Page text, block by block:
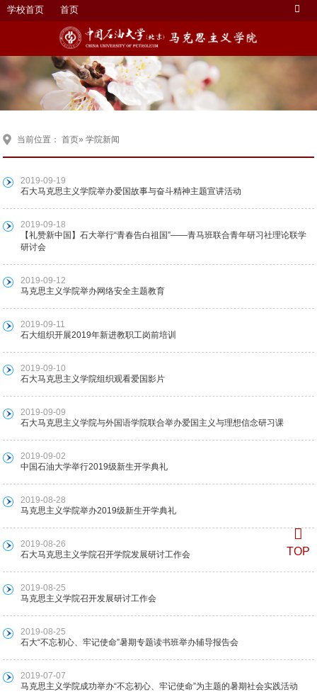
学校首页 首页
当前位置：首页» 学院新闻
2019-09-19
石大马克思主义学院举办爱国故事与奋斗精神主题宣讲活动
2019-09-18
【礼赞新中国】石大举行“青春告白祖国”——青马班联合青年研习社理论联学
研讨会
2019-09-12
马克思主义学院举办网络安全主题教育
2019-09-11
石大组织开展2019年新进教职工岗前培训
2019-09-10
石大马克思主义学院组织观看爱国影片
2019-09-09
石大马克思主义学院与外国语学院联合举办爱国主义与理想信念研习课
2019-09-02
中国石油大学举行2019级新生开学典礼
2019-08-28
马克思主义学院举办2019级新生开学典礼
2019-08-26
石大马克思主义学院召开学院发展研讨工作会
2019-08-25
马克思主义学院召开发展研讨工作会
2019-08-25
石大“不忘初心、牢记使命”暑期专题读书班举办辅导报告会
2019-07-07
马克思主义学院成功举办“不忘初心、牢记使命”为主题的暑期社会实践活动
TOP